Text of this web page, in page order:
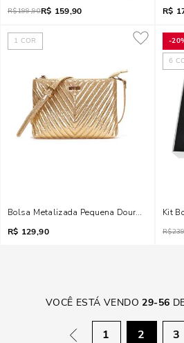
R$199,90R$ 159,90
R$
1 COR
Bolsa Metalizada Pequena Dourada
R$ 129,90
-
6
Kit
R$
VOCÊ ESTÁ VENDO 29-56
1 2 3